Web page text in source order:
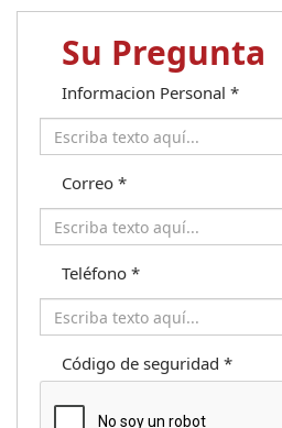
Su Pregunta
Informacion Personal *
Correo *
Teléfono *
Código de seguridad *